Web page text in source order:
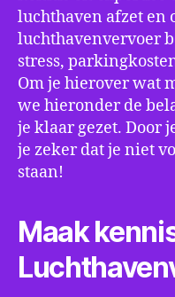
luchthaven afzet en
luchthavenvervoer
stress,
Om je hierover wat
we hieronder de
je klaar gezet. Door
je zeker dat je niet
staan!
Maak